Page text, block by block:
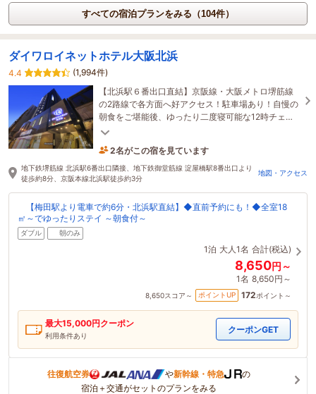
すべての宿泊プランをみる（104件）
ダイワロイネットホテル大阪北浜
4.4
(1,994件)
【北浜駅６番出口直結】京阪線・大阪メトロ堺筋線
の2路線で各方面へ好アクセス！駐車場あり！自慢の
朝食をご堪能後、ゆったり二度寝可能な12時チェッ
クアウトプランが好評！全室18㎡以上で快適なご滞
2名がこの宿を見ています
19分前に予約されました
地下鉄堺筋線 北浜駅6番出口隣接、地下鉄御堂筋線 淀屋橋駅8番出口より
徒歩約8分、京阪本線北浜駅徒歩約3分
地図・アクセス
【梅田駅より電車で約6分・北浜駅直結】◆直前予約にも！◆全室18
㎡～でゆったりステイ ～朝食付～
ダブル 朝のみ
1泊 大人1名 合計(税込)
8,650円～
1名 8,650円～
8,650スコア～ ポイントUP 172ポイント～
最大15,000円クーポン
利用条件あり
クーポンGET
往復航空券 や新幹線・特急
の
宿泊＋交通がセットのプランをみる